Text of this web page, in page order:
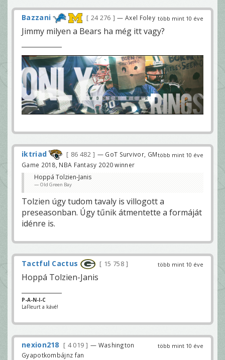
több mint 10 éve
Bazzani 24 276 — Axel Foley
Jimmy milyen a Bears ha még itt vagy?
több mint 10 éve
iktriad 86 482
— GoT Survivor, GM
Game 2018, NBA Fantasy 2020 winner
Hoppá Tolzien-Janis
Old Green Bay
Tolzien úgy tudom tavaly is villogott a
preseasonban. Úgy tűnik átmentette a formáját
idénre is.
több mint 10 éve
Tactful Cactus 15 758
Hoppá Tolzien-Janis
P-A-N-I-C
LaFleurt a kávé!
több mint 10 éve
nexion218 4 019
— Washington
Gyapotkombájnz fan